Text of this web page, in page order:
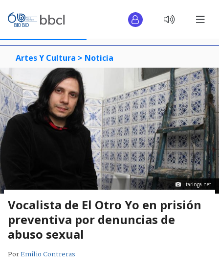
Artes Y Cultura > Noticia
taringa.net
Vocalista de El Otro Yo en prisión
preventiva por denuncias de
abuso sexual
PorEmilio Contreras